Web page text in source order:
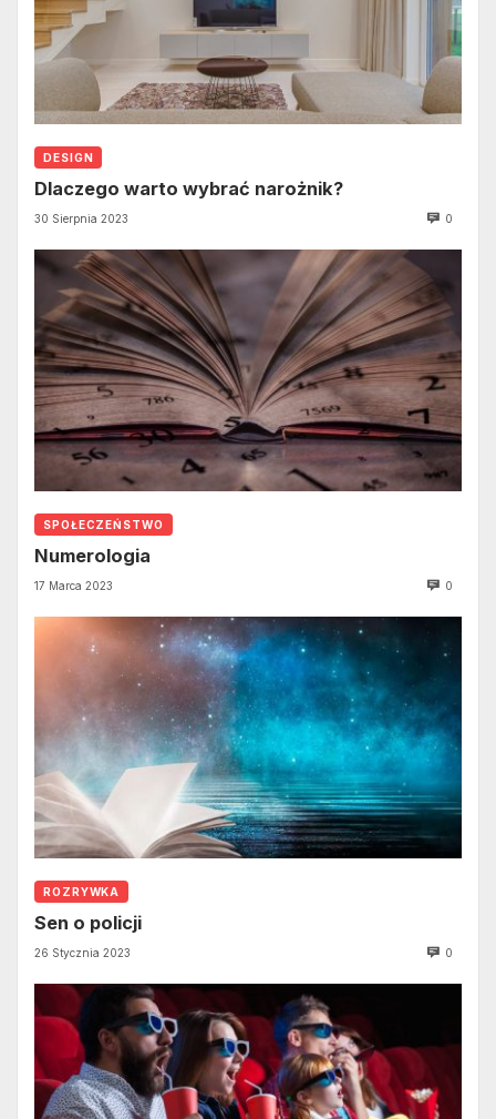
DESIGN
Dlaczego warto wybrać narożnik?
30 Sierpnia 2023 0
SPOŁECZEŃSTWO
Numerologia
17 Marca 2023 0
ROZRYWKA
Sen o policji
26 Stycznia 2023 0